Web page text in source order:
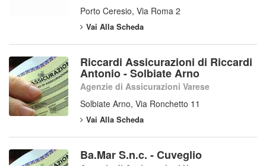
Porto Ceresio, Via Roma 2
Vai Alla Scheda
Riccardi Assicurazioni di Riccardi
Antonio - Solbiate Arno
Agenzie di Assicurazioni Varese
Solbiate Arno, Via Ronchetto 11
Vai Alla Scheda
Ba.Mar S.n.c. - Cuveglio